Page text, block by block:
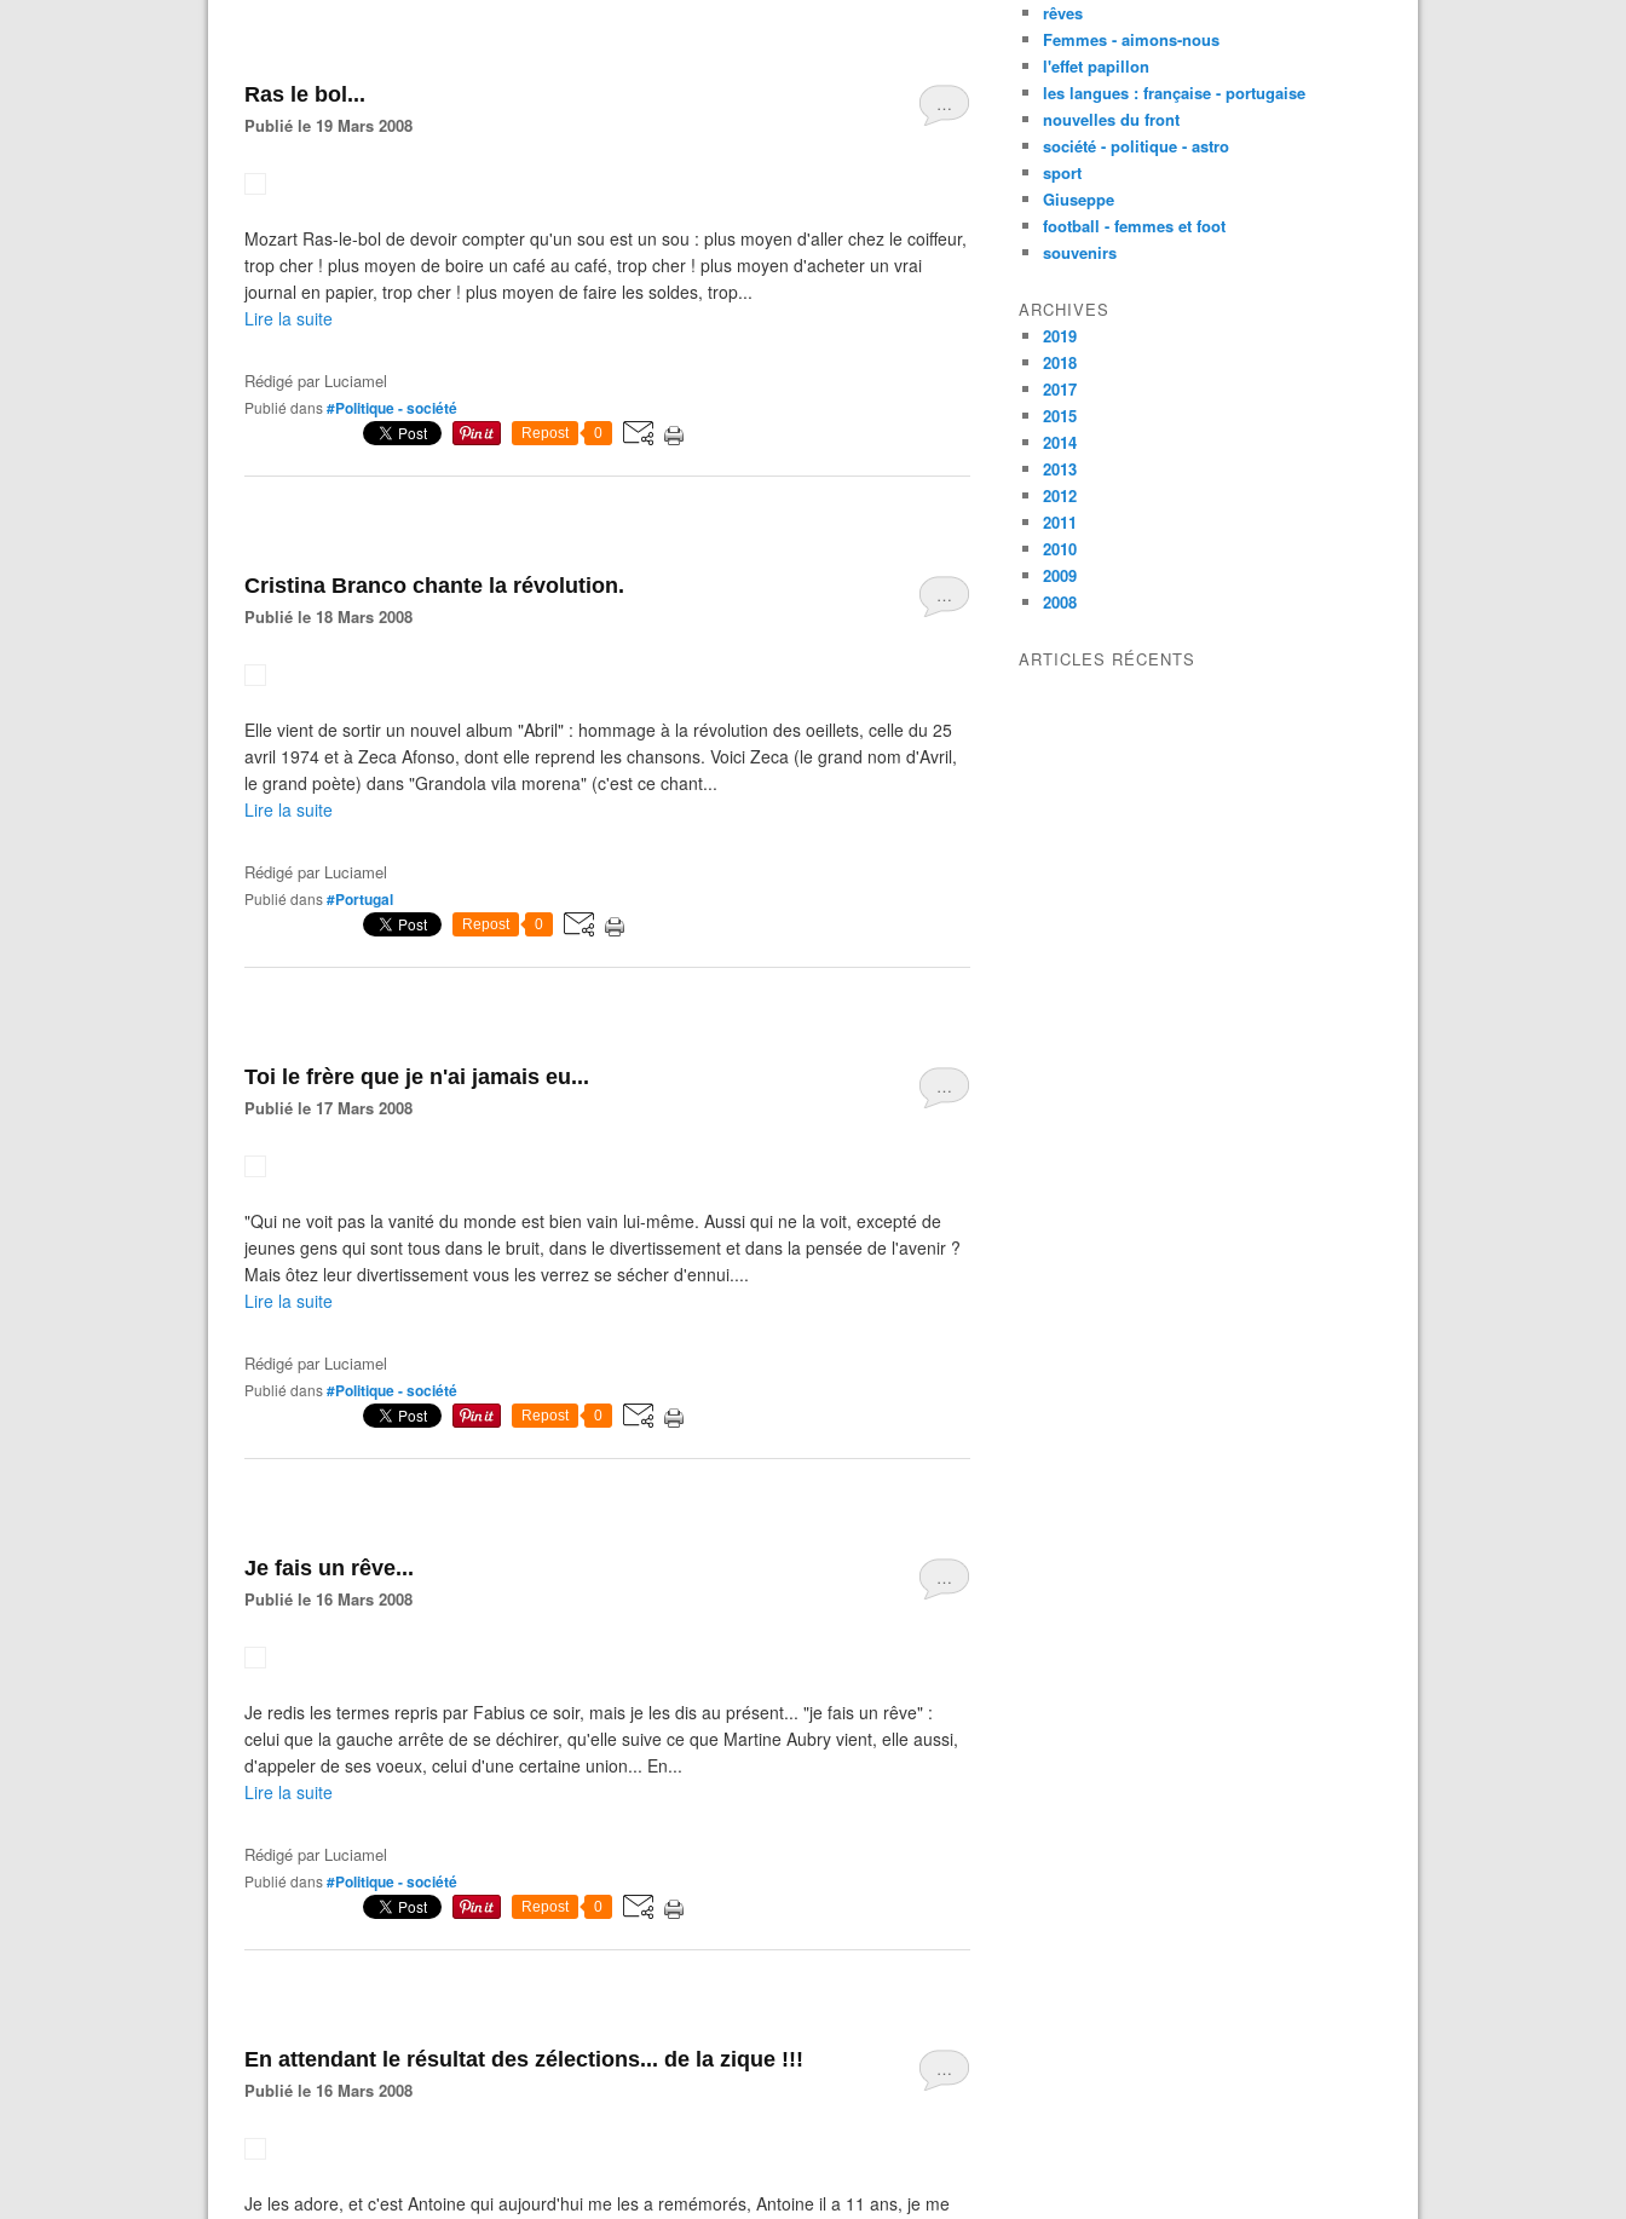
…
Ras le bol...
Publié le 19 Mars 2008
Mozart Ras-le-bol de devoir compter qu'un sou est un sou : plus moyen d'aller chez le coiffeur,
trop cher ! plus moyen de boire un café au café, trop cher ! plus moyen d'acheter un vrai
journal en papier, trop cher ! plus moyen de faire les soldes, trop...
Lire la suite
Rédigé par Luciamel
Publié dans#Politique - société
Repost 0
…
Cristina Branco chante la révolution.
Publié le 18 Mars 2008
Elle vient de sortir un nouvel album "Abril" : hommage à la révolution des oeillets, celle du 25
avril 1974 et à Zeca Afonso, dont elle reprend les chansons. Voici Zeca (le grand nom d'Avril,
le grand poète) dans "Grandola vila morena" (c'est ce chant...
Lire la suite
Rédigé par Luciamel
Publié dans#Portugal
Repost 0
…
Toi le frère que je n'ai jamais eu...
Publié le 17 Mars 2008
"Qui ne voit pas la vanité du monde est bien vain lui-même. Aussi qui ne la voit, excepté de
jeunes gens qui sont tous dans le bruit, dans le divertissement et dans la pensée de l'avenir ?
Mais ôtez leur divertissement vous les verrez se sécher d'ennui....
Lire la suite
Rédigé par Luciamel
Publié dans#Politique - société
Repost 0
…
Je fais un rêve...
Publié le 16 Mars 2008
Je redis les termes repris par Fabius ce soir, mais je les dis au présent... "je fais un rêve" :
celui que la gauche arrête de se déchirer, qu'elle suive ce que Martine Aubry vient, elle aussi,
d'appeler de ses voeux, celui d'une certaine union... En...
Lire la suite
Rédigé par Luciamel
Publié dans#Politique - société
Repost 0
…
En attendant le résultat des zélections... de la zique !!!
Publié le 16 Mars 2008
Je les adore, et c'est Antoine qui aujourd'hui me les a remémorés, Antoine il a 11 ans, je me
rêves
Femmes - aimons-nous
l'effet papillon
les langues : française - portugaise
nouvelles du front
société - politique - astro
sport
Giuseppe
football - femmes et foot
souvenirs
ARCHIVES
2019
2018
2017
2015
2014
2013
2012
2011
2010
2009
2008
ARTICLES RÉCENTS